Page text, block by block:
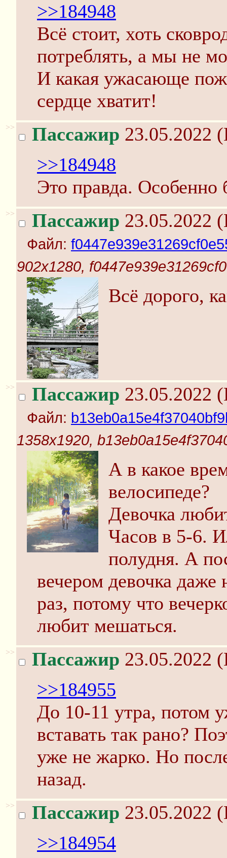
>>184948
Всё стоит, хоть
потреблять, а мы не
И какая ужасающе
сердце хватит!
>> Пассажир 23.05.2022
>>184948
Это правда. Особенно
>> Пассажир 23.05.2022
Файл:
902x1280,
Всё дорого,
>> Пассажир 23.05.2022
Файл:
1358x1920,
А в какое
велосипеде?
Девочка
Часов в 5-6.
полудня. А
вечером девочка даже
раз, потому что
любит мешаться.
>> Пассажир 23.05.2022
>>184955
До 10-11 утра, потом
вставать так рано?
уже не жарко. Но
назад.
>> Пассажир 23.05.2022
>>184954